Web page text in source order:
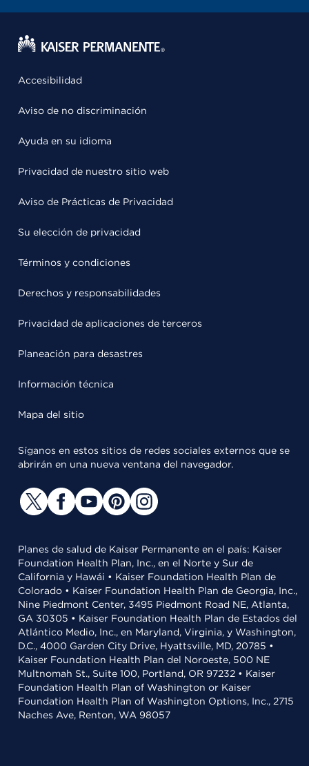
Accesibilidad
Aviso de no discriminación
Ayuda en su idioma
Privacidad de nuestro sitio web
Aviso de Prácticas de Privacidad
Su elección de privacidad
Términos y condiciones
Derechos y responsabilidades
Privacidad de aplicaciones de terceros
Planeación para desastres
Información técnica
Mapa del sitio
Síganos en estos sitios de redes sociales externos que se
abrirán en una nueva ventana del navegador.
Planes de salud de Kaiser Permanente en el país: Kaiser
Foundation Health Plan, Inc., en el Norte y Sur de
California y Hawái • Kaiser Foundation Health Plan de
Colorado • Kaiser Foundation Health Plan de Georgia, Inc.,
Nine Piedmont Center, 3495 Piedmont Road NE, Atlanta,
GA 30305 • Kaiser Foundation Health Plan de Estados del
Atlántico Medio, Inc., en Maryland, Virginia, y Washington,
D.C., 4000 Garden City Drive, Hyattsville, MD, 20785 •
Kaiser Foundation Health Plan del Noroeste, 500 NE
Multnomah St., Suite 100, Portland, OR 97232 • Kaiser
Foundation Health Plan of Washington or Kaiser
Foundation Health Plan of Washington Options, Inc., 2715
Naches Ave, Renton, WA 98057